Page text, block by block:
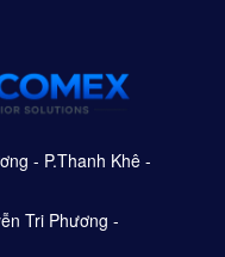
- P.Thanh Khê -
Tri Phương -